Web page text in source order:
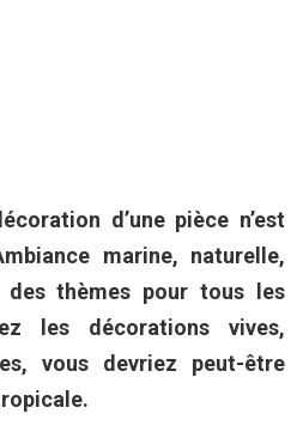
d’une pièce n’est
marine, naturelle,
thèmes pour tous les
les décorations vives,
vous devriez peut-être